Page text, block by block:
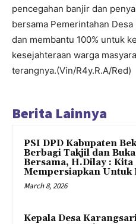
pencegahan banjir dan
bersama Pemerintahan
dan membantu 100% untuk
kesejahteraan warga
terangnya.(Vin/R4y.R.A/Red)
Berita Lainnya
PSI DPD Kabupaten
Berbagi Takjil dan Buka
Bersama, H.Dilay : Kita
Mempersiapkan Untuk
March 8, 2026
Kepala Desa